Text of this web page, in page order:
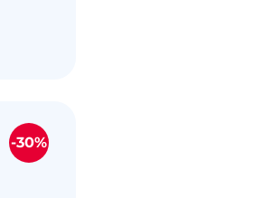
-30%